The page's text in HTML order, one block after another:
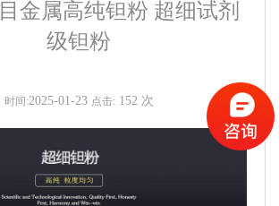
金属高纯钽粉 超细试剂
级钽粉
时间:2025-01-23 点击: 152 次